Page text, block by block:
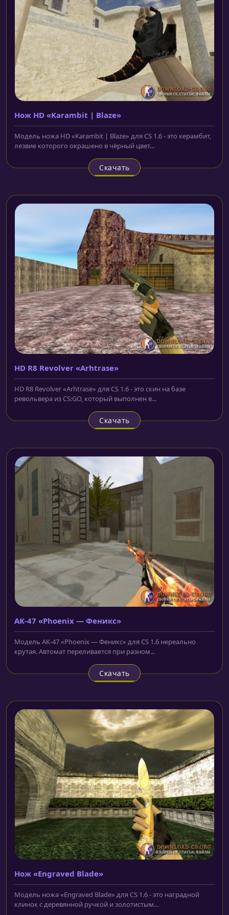
Нож HD «Karambit | Blaze»
Модель ножа HD «Karambit | Blaze» для CS 1.6 - это керамбит,
лезвие которого окрашено в чёрный цвет...
Скачать
HD R8 Revolver «Arhtrase»
HD R8 Revolver «Arhtrase» для CS 1.6 - это скин на базе
револьвера из CS:GO, который выполнен в...
Скачать
AK-47 «Phoenix — Феникс»
Модель AK-47 «Phoenix — Феникс» для CS 1.6 нереально
крутая. Автомат переливается при разном...
Скачать
Нож «Engraved Blade»
Модель ножа «Engraved Blade» для CS 1.6 - это наградной
клинок с деревянной ручкой и золотистым...